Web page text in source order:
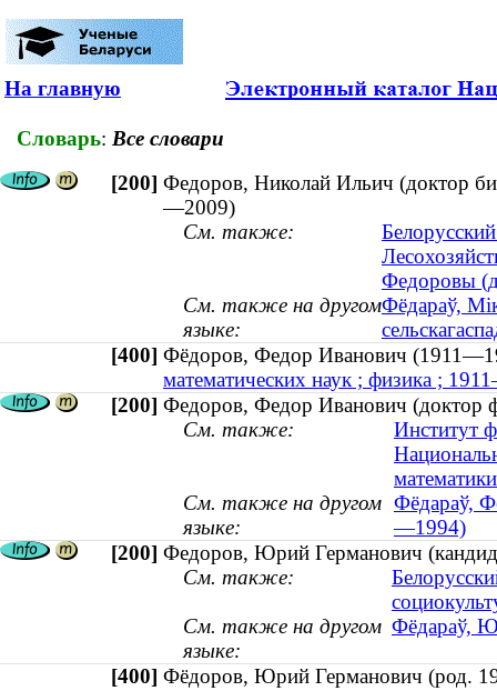
На главную
Словарь: Все словари
[200] Федоров, Николай Ильич (доктор
—2009)
См. также:
Федоровы
См. также на другом
языке:
Фёдараў,
[400] Фёдоров, Федор Иванович
математических наук ; физика ;
[200] Федоров, Федор Иванович (доктор
См. также:
Институт
См. также на другом
языке:
Фёдараў,
—1994)
[200] Федоров, Юрий Германович
См. также:
См. также на другом
языке:
Фёдараў,
[400] Фёдоров, Юрий Германович (род.